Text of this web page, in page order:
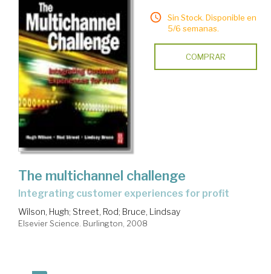
Sin Stock. Disponible en
5/6 semanas.
COMPRAR
The multichannel challenge
integrating customer experiences for profit
Wilson, Hugh; Street, Rod; Bruce, Lindsay
Elsevier Science. Burlington, 2008